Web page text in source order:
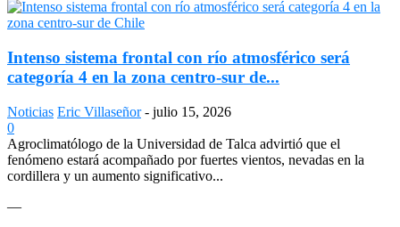
Intenso sistema frontal con río atmosférico será
categoría 4 en la zona centro-sur de...
Noticias Eric Villaseñor - julio 15, 2026
0
Agroclimatólogo de la Universidad de Talca advirtió que el
fenómeno estará acompañado por fuertes vientos, nevadas en la
cordillera y un aumento significativo...
—